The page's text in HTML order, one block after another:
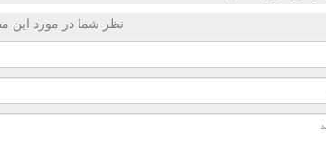
نظر شما در مورد این